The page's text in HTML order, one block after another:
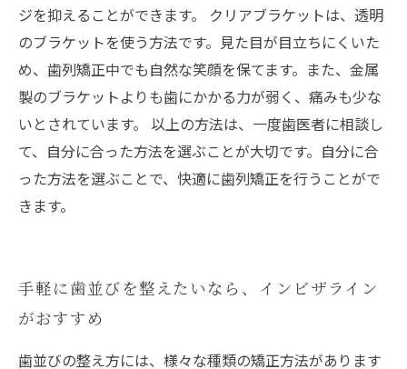
ジを抑えることができます。 クリアブラケットは、透明
のブラケットを使う方法です。見た目が目立ちにくいた
め、歯列矯正中でも自然な笑顔を保てます。また、金属
製のブラケットよりも歯にかかる力が弱く、痛みも少な
いとされています。 以上の方法は、一度歯医者に相談し
て、自分に合った方法を選ぶことが大切です。自分に合
った方法を選ぶことで、快適に歯列矯正を行うことがで
きます。
手軽に歯並びを整えたいなら、インビザライン
がおすすめ
歯並びの整え方には、様々な種類の矯正方法があります